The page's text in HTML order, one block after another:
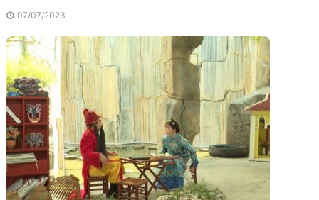
07/07/2023